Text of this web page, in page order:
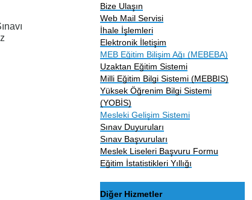
Bize Ulaşın
Web Mail Servisi
İhale İşlemleri
Elektronik İletişim
MEB Eğitim Bilişim Ağı (MEBEBA)
Uzaktan Eğitim Sistemi
Milli Eğitim Bilgi Sistemi (MEBBIS)
Yüksek Öğrenim Bilgi Sistemi
(YOBİS)
Mesleki Gelişim Sistemi
Sınav Duyuruları
Sınav Başvuruları
Meslek Liseleri Başvuru Formu
Eğitim İstatistikleri Yıllığı
Diğer Hizmetler